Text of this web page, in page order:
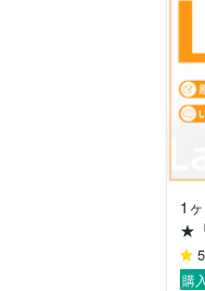
1
★
購